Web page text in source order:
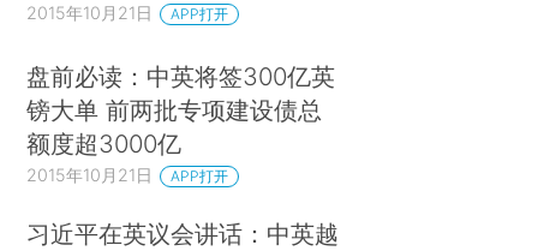
2015年10月21日 APP打开
盘前必读：中英将签300亿英
镑大单 前两批专项建设债总
额度超3000亿
2015年10月21日 APP打开
习近平在英议会讲话：中英越